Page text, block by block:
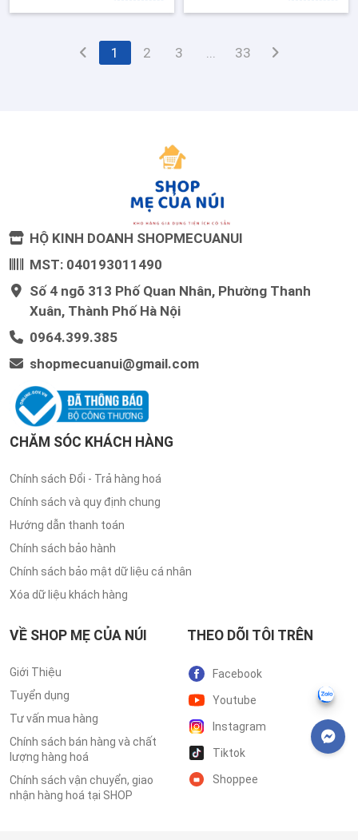
1 2 3 ... 33
HỘ KINH DOANH SHOPMECUANUI
MST: 040193011490
Số 4 ngõ 313 Phố Quan Nhân, Phường Thanh
Xuân, Thành Phố Hà Nội
0964.399.385
shopmecuanui@gmail.com
CHĂM SÓC KHÁCH HÀNG
Chính sách Đổi - Trả hàng hoá
Chính sách và quy định chung
Hướng dẫn thanh toán
Chính sách bảo hành
Chính sách bảo mật dữ liệu cá nhân
Xóa dữ liệu khách hàng
VỀ SHOP MẸ CỦA NÚI
Giới Thiệu
Tuyển dụng
Tư vấn mua hàng
Chính sách bán hàng và chất
lượng hàng hoá
Chính sách vận chuyển, giao
nhận hàng hoá tại SHOP
THEO DÕI TÔI TRÊN
Facebook
Youtube
Instagram
Tiktok
Shoppee